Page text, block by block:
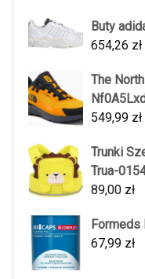
Buty
654,26 zł
The
549,99 zł
Trunki
Trua-
89,00 zł
Formeds
67,99 zł